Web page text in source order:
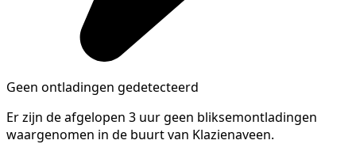
Geen ontladingen gedetecteerd
Er zijn de afgelopen 3 uur geen bliksemontladingen
waargenomen in de buurt van Klazienaveen.